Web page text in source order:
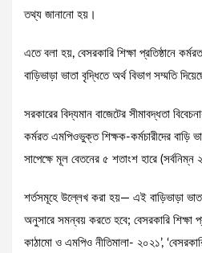
তথ্য জানানো হয়।
এতে বলা হয়, বেসরকারি শিক্ষা প্রতিষ্ঠানে
বাড়িভাড়া ভাতা বৃদ্ধিতে অর্থ বিভাগ সম্মতি
সরকারের বিদ্যমান বাজেটের সীমাবদ্ধতা
কর্মরত এমপিওভুক্ত শিক্ষক-কর্মচারীদের বাড়ি
সাপেক্ষে মূল বেতনের ৫ শতাংশ হারে (সর্বনিম্ন
শর্তসমূহে উল্লেখ করা হয়— এই বাড়িভাড়া
অনুসারে সমন্বয় করতে হবে; বেসরকারি
কাঠামো ও এমপিও নীতিমালা- ২০২১’,